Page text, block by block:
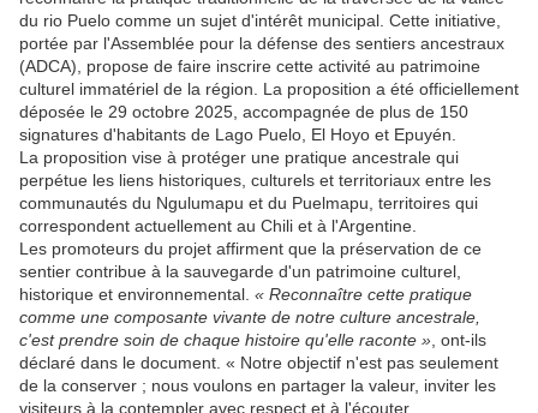
du rio Puelo comme un sujet d'intérêt municipal. Cette initiative,
portée par l'Assemblée pour la défense des sentiers ancestraux
(ADCA), propose de faire inscrire cette activité au patrimoine
culturel immatériel de la région. La proposition a été officiellement
déposée le 29 octobre 2025, accompagnée de plus de 150
signatures d'habitants de Lago Puelo, El Hoyo et Epuyén.
La proposition vise à protéger une pratique ancestrale qui
perpétue les liens historiques, culturels et territoriaux entre les
communautés du Ngulumapu et du Puelmapu, territoires qui
correspondent actuellement au Chili et à l'Argentine.
Les promoteurs du projet affirment que la préservation de ce
sentier contribue à la sauvegarde d'un patrimoine culturel,
historique et environnemental. « Reconnaître cette pratique
comme une composante vivante de notre culture ancestrale,
c'est prendre soin de chaque histoire qu'elle raconte » , ont-ils
déclaré dans le document. « Notre objectif n'est pas seulement
de la conserver ; nous voulons en partager la valeur, inviter les
visiteurs à la contempler avec respect et à l'écouter